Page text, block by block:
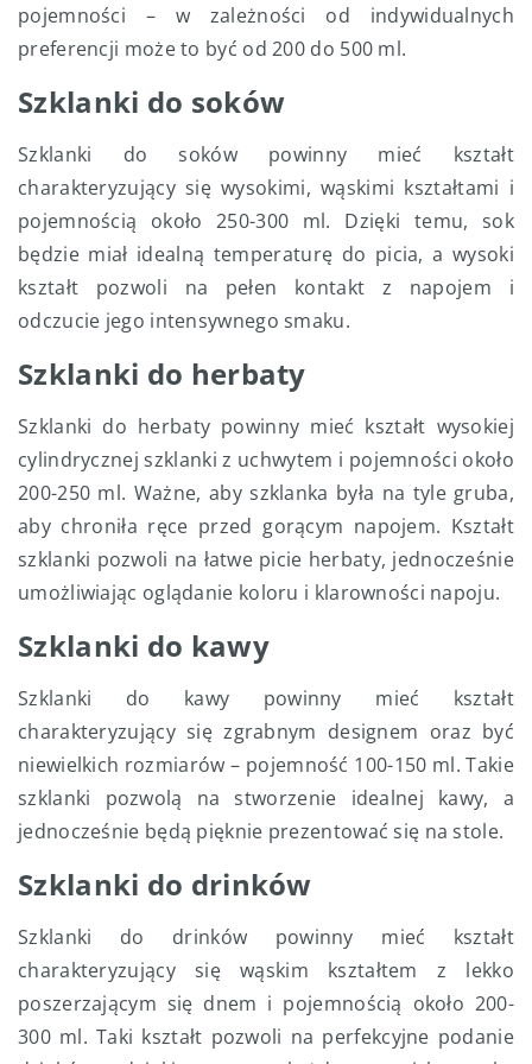
pojemności – w zależności od indywidualnych
preferencji może to być od 200 do 500 ml.
Szklanki do soków
Szklanki do soków powinny mieć kształt
charakteryzujący się wysokimi, wąskimi kształtami i
pojemnością około 250-300 ml. Dzięki temu, sok
będzie miał idealną temperaturę do picia, a wysoki
kształt pozwoli na pełen kontakt z napojem i
odczucie jego intensywnego smaku.
Szklanki do herbaty
Szklanki do herbaty powinny mieć kształt wysokiej
cylindrycznej szklanki z uchwytem i pojemności około
200-250 ml. Ważne, aby szklanka była na tyle gruba,
aby chroniła ręce przed gorącym napojem. Kształt
szklanki pozwoli na łatwe picie herbaty, jednocześnie
umożliwiając oglądanie koloru i klarowności napoju.
Szklanki do kawy
Szklanki do kawy powinny mieć kształt
charakteryzujący się zgrabnym designem oraz być
niewielkich rozmiarów – pojemność 100-150 ml. Takie
szklanki pozwolą na stworzenie idealnej kawy, a
jednocześnie będą pięknie prezentować się na stole.
Szklanki do drinków
Szklanki do drinków powinny mieć kształt
charakteryzujący się wąskim kształtem z lekko
poszerzającym się dnem i pojemnością około 200-
300 ml. Taki kształt pozwoli na perfekcyjne podanie